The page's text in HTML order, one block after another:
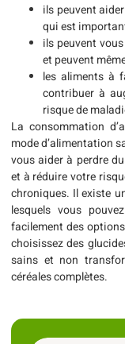
ils peuvent
qui est
ils peuvent
et peuvent
les aliments à
contribuer à
risque de
La consommation
mode d’alimentation
vous aider à perdre
et à réduire votre
chroniques. Il existe
lesquels vous
facilement des
choisissez des
sains et non
céréales complètes.